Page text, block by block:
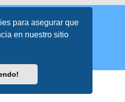
para asegurar que
en nuestro sitio
Abogados Argentinos